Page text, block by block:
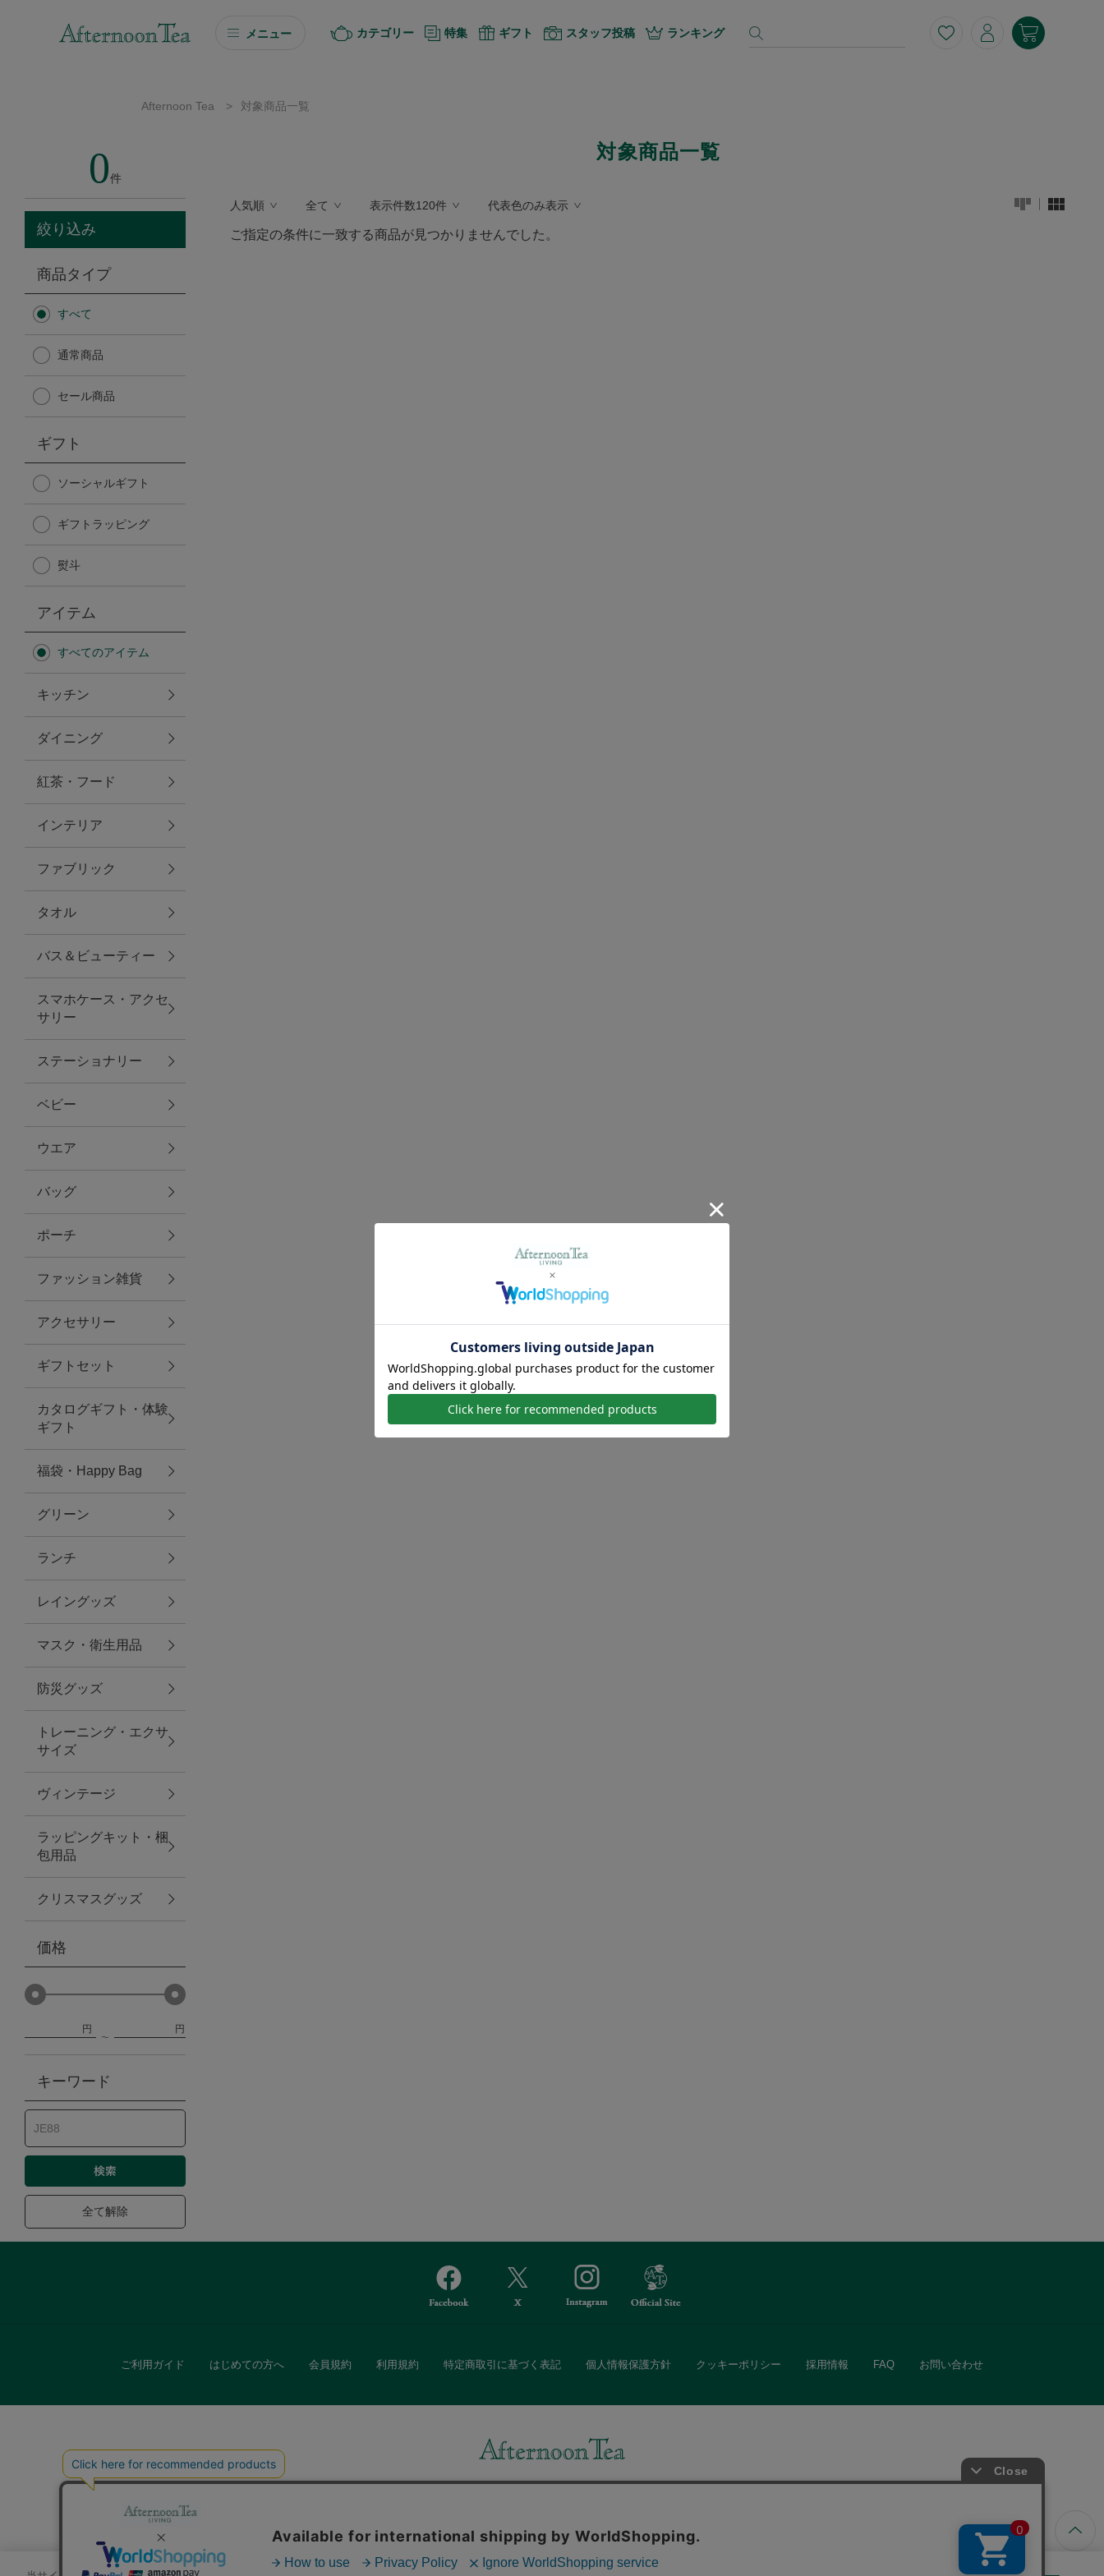
メニュー
ソーシャルギフト
カタログギフト
Afternoon Tea TEAROOM
Afternoon Tea TEAROOM
日傘
保冷バッグ
無重力シリーズ
トラベルグッズ
ランチ
バッグ
キッチン・ダイニング
ダイニング
キッチン
ファブリック
グリーン
バス＆ビューティー
バス＆ビューティー
タオル
ウエア＆バッグ
ウエア
レイングッズ
アクセサリー
ファッション雑貨
ファッショングッズ
スマホケース・アクセサリー
ポーチ
ステーショナリー
その他
紅茶・フード
防災グッズ・非常食
トレーニング
ヴィンテージ
カテゴリー 特集 ギフト スタッフ投稿 ランキング
Afternoon Tea > 対象商品一覧
0件
絞り込み
商品タイプ
すべて
通常商品
セール商品
ギフト
ソーシャルギフト
ギフトラッピング
熨斗
アイテム
すべてのアイテム
キッチン
ダイニング
紅茶・フード
インテリア
ファブリック
タオル
バス＆ビューティー
スマホケース・アクセ
サリー
ステーショナリー
ベビー
ウエア
バッグ
ポーチ
ファッション雑貨
アクセサリー
ギフトセット
カタログギフト・体験
ギフト
福袋・Happy Bag
グリーン
ランチ
レイングッズ
マスク・衛生用品
防災グッズ
トレーニング・エクサ
サイズ
ヴィンテージ
ラッピングキット・梱
包用品
クリスマスグッズ
価格
円 円
キーワード
全て解除
対象商品一覧
人気順 全て 表示件数120件 代表色のみ表示
ご指定の条件に一致する商品が見つかりませんでした。
ご利用ガイド はじめての方へ 会員規約 利用規約 特定商取引に基づく表記 個人情報保護方針 クッキーポリシー 採用情報 FAQ お問い合わせ
また、ギフトセットなどギフトにぴったりの豊富な商品がラインナップ。
「ソーシャルギフト」サービスもご提供しています。